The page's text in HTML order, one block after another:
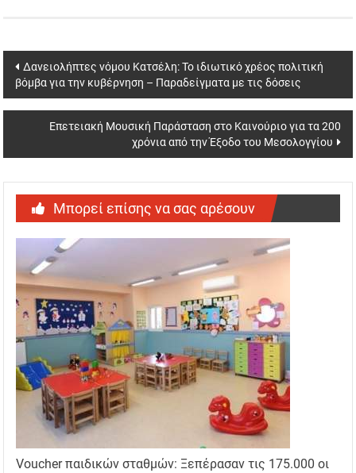
Post
navigation
Δανειολήπτες νόμου Κατσέλη: Το ιδιωτικό χρέος πολιτική
βόμβα για την κυβέρνηση – Παραδείγματα με τις δόσεις
Επετειακή Μουσική Παράσταση στο Καινούριο για τα 200
χρόνια από την Έξοδο του Μεσολογγίου
Μπορεί επίσης να σας αρέσουν
Voucher παιδικών σταθμών: Ξεπέρασαν τις 175.000 οι